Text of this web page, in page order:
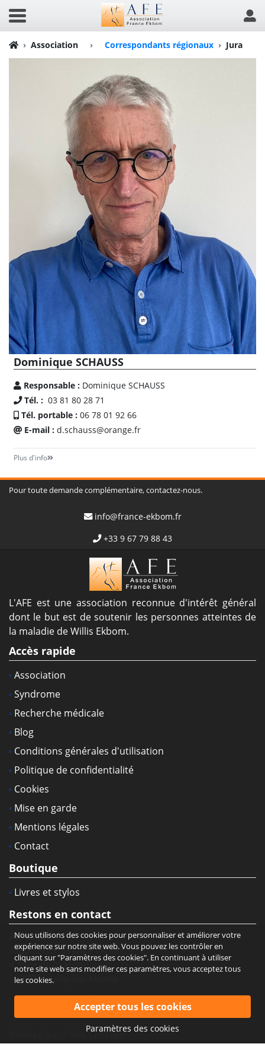
Association › Correspondants régionaux Jura
Dominique SCHAUSS
Responsable : Dominique SCHAUSS
Tél. : 03 81 80 28 71
Tél. portable : 06 78 01 92 66
E-mail : d.schauss@orange.fr
Plus d'info
Pour toute demande complémentaire, contactez-nous.
info@france-ekbom.fr
+33 9 67 79 88 43
L'AFE est une association reconnue d'intérêt général
dont le but est de soutenir les personnes atteintes de
la maladie de Willis Ekbom.
Accès rapide
Association
Syndrome
Recherche médicale
Blog
Conditions générales d'utilisation
Politique de confidentialité
Cookies
Mise en garde
Mentions légales
Contact
Boutique
Livres et stylos
Restons en contact
Adresse :
Association France Ekbom
4 allée de la Marjolaine
93330 Neuilly-sur-Marne
Net Catalyst
Nous utilisons des cookies pour personnaliser et améliorer votre
expérience sur notre site web. Vous pouvez les contrôler en
cliquant sur "Paramètres des cookies". En continuant à utiliser
notre site web sans modifier ces paramètres, vous acceptez tous
les cookies.
Paramètres des cookies